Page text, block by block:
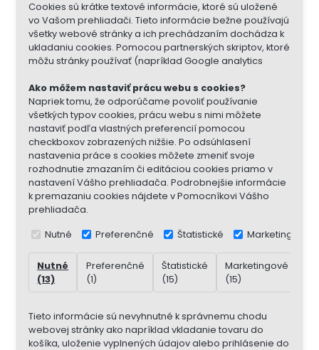
Cookies sú krátke textové informácie, ktoré sú uložené
vo Vašom prehliadači. Tieto informácie bežne používajú
všetky webové stránky a ich prechádzaním dochádza k
ukladaniu cookies. Pomocou partnerských skriptov, ktoré
môžu stránky používať (napríklad Google analytics
Ako môžem nastaviť prácu webu s cookies?
Napriek tomu, že odporúčame povoliť používanie
všetkých typov cookies, prácu webu s nimi môžete
nastaviť podľa vlastných preferencií pomocou
checkboxov zobrazených nižšie. Po odsúhlasení
nastavenia práce s cookies môžete zmeniť svoje
rozhodnutie zmazaním či editáciou cookies priamo v
nastavení Vášho prehliadača. Podrobnejšie informácie
k premazaniu cookies nájdete v Pomocníkovi Vášho
prehliadača.
Nutné Preferenčné Štatistické Marketingové
Nutné
(13)
Preferenčné
(1)
Štatistické
(15)
Marketingové
(15)
Tieto informácie sú nevyhnutné k správnemu chodu
webovej stránky ako napríklad vkladanie tovaru do
košíka, uloženie vyplnených údajov alebo prihlásenie do